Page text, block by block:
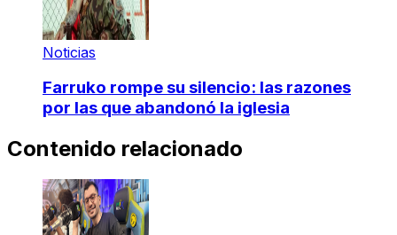
Noticias
Farruko rompe su silencio: las razones
por las que abandonó la iglesia
Contenido relacionado